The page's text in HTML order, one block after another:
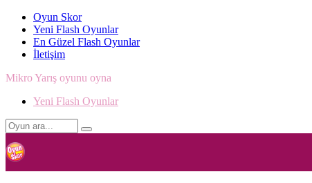
Oyun Skor
Yeni Flash Oyunlar
En Güzel Flash Oyunlar
İletişim
Mikro Yarış oyunu oyna
Yeni Flash Oyunlar